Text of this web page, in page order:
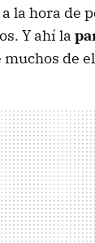
la hora de
Y ahí la
de